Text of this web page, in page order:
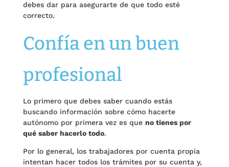
debes dar para asegurarte de que todo esté
correcto.
Confía en un buen
profesional
Lo primero que debes saber cuando estás
buscando información sobre cómo hacerte
autónomo por primera vez es que no tienes por
qué saber hacerlo todo.
Por lo general, los trabajadores por cuenta propia
intentan hacer todos los trámites por su cuenta y,